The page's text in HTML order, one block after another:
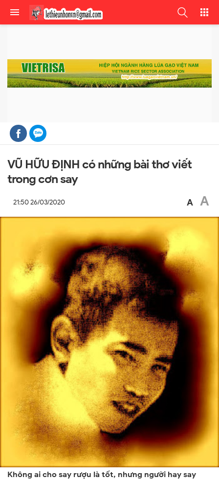
VŨ HỮU ĐỊNH có những bài thơ viết
trong cơn say
21:50 26/03/2020 A A
Không ai cho say rượu là tốt, nhưng người hay say